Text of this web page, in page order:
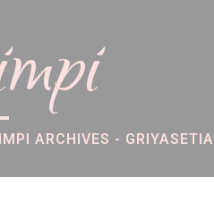
ARCHIVES - GRIYASETIA